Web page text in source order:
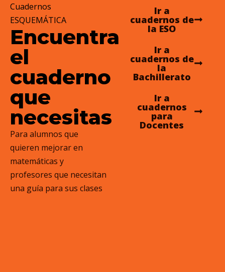
Cuadernos
ESQUEMÁTICA
Encuentra
el
cuaderno
que
necesitas
Para alumnos que
quieren mejorar en
matemáticas y
profesores que necesitan
una guía para sus clases
Ir a
cuadernos de
la ESO
Ir a
cuadernos de
la
Bachillerato
Ir a
cuadernos
para
Docentes